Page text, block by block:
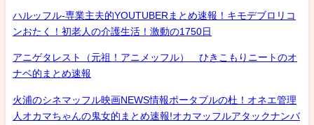
ハルッフル-専業主夫的YOUTUBERまとめ速報！キモデブロリコ
ンおたく！初老人の介護生活！激動の1750日
アニゲタレスト（元祖！アニメッフル） ひきこもりニートのオ
ナベ的まとめ速報
火浦のシネマッフル映画NEWS情報ポータブルの杜！オネエ管理
人オカマちゃんの鬼女的まとめ速報!オカマッフルアタックナンバ